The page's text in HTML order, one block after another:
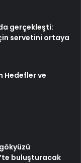
gerçekleşti:
servetini ortaya
Hedefler ve
buluşturacak